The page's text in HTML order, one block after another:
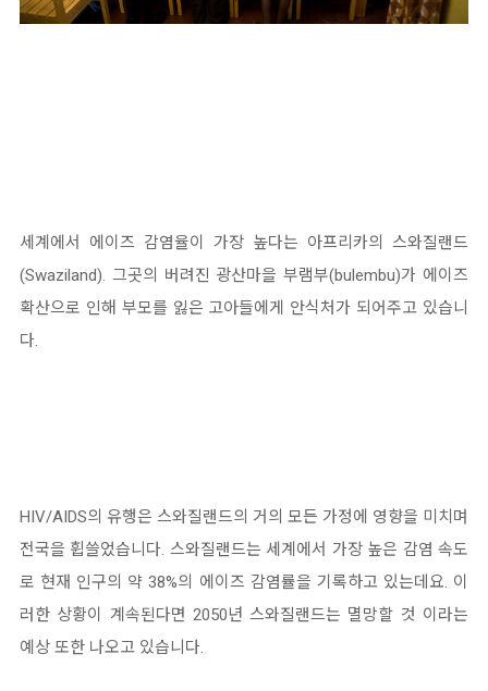
세계에서 에이즈 감염율이 가장 높다는 아프리카의 스와질랜드
(Swaziland). 그곳의 버려진 광산마을 부램부(bulembu)가 에이즈
확산으로 인해 부모를 잃은 고아들에게 안식처가 되어주고 있습니
다.
HIV/AIDS의 유행은 스와질랜드의 거의 모든 가정에 영향을 미치며
전국을 휩쓸었습니다. 스와질랜드는 세계에서 가장 높은 감염 속도
로 현재 인구의 약 38%의 에이즈 감염률을 기록하고 있는데요. 이
러한 상황이 계속된다면 2050년 스와질랜드는 멸망할 것 이라는
예상 또한 나오고 있습니다.